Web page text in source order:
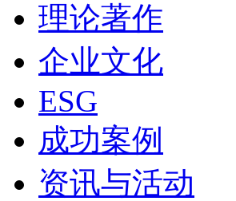
理论著作
企业文化
ESG
成功案例
资讯与活动